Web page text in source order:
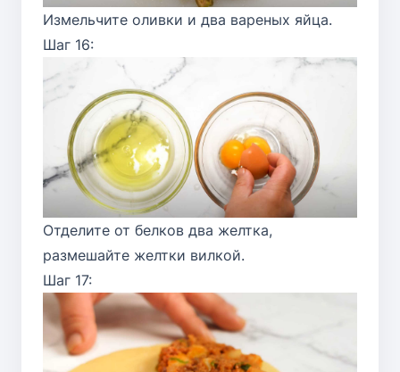
Измельчите оливки и два вареных яйца.
Шаг 16:
Отделите от белков два желтка,
размешайте желтки вилкой.
Шаг 17: